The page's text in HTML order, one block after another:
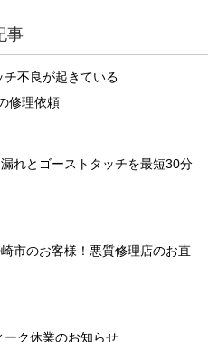
事
チ不良が起きている
修理依頼
れとゴーストタッチを最短30分
市のお客様！悪質修理店のお直
ーク休業のお知らせ